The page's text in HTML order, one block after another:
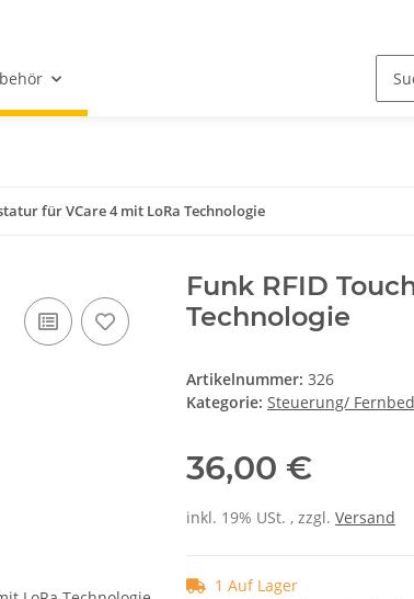
für VCare 4 mit LoRa Technologie
Funk RFID
Technologie
Artikelnummer: 326
Kategorie: Steuerung/
36,00 €
inkl. 19% USt. , zzgl. Versand
1 Auf Lager